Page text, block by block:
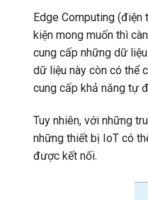
Edge Computing
kiện mong muốn thì
cung cấp những dữ
dữ liệu này còn có thể
cung cấp khả năng tự
Tuy nhiên, với những
những thiết bị IoT có
được kết nối.